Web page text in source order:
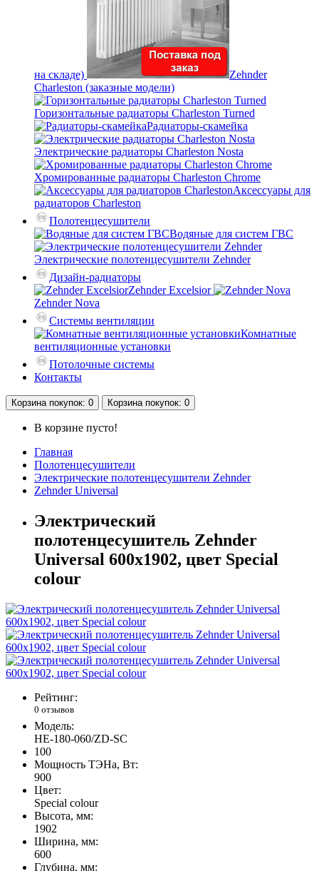
на складе)
Zehnder
Charleston (заказные модели)
Горизонтальные радиаторы Charleston Turned
Радиаторы-скамейка
Электрические радиаторы Charleston Nosta
Хромированные радиаторы Charleston Chrome
Аксессуары для
радиаторов Charleston
Полотенцесушители
Водяные для систем ГВС
Электрические полотенцесушители Zehnder
Дизайн-радиаторы
Zehnder Excelsior
Zehnder Nova
Системы вентиляции
Комнатные
вентиляционные установки
Потолочные системы
Контакты
Корзинапокупок: 0 Корзинапокупок: 0
В корзине пусто!
Главная
Полотенцесушители
Электрические полотенцесушители Zehnder
Zehnder Universal
Электрический
полотенцесушитель Zehnder
Universal 600х1902, цвет Special
colour
Рейтинг:
0 отзывов
Модель:
HE-180-060/ZD-SC
100
Мощность ТЭНа, Вт:
900
Цвет:
Special colour
Высота, мм:
1902
Ширина, мм:
600
Глубина, мм: